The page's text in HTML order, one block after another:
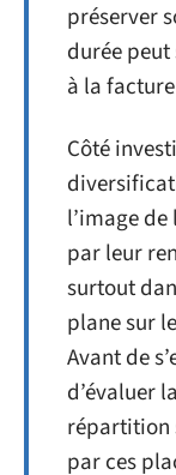
préserver
durée
à la
Côté
l’image de
par leur
surtout
plane sur
Avant de
d’évaluer
répartition
par ces